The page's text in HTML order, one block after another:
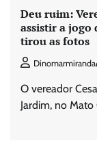
Deu ruim:
assistir a jogo
tirou as fotos
O vereador
Jardim, no